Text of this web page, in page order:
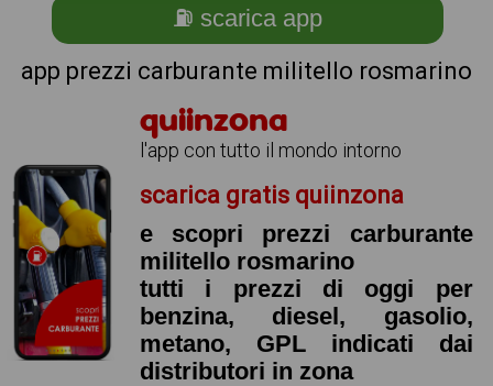
⛽ scarica app
app prezzi carburante militello rosmarino
quiinzona
l'app con tutto il mondo intorno
scarica gratis quiinzona
e scopri prezzi carburante
militello rosmarino
tutti i prezzi di oggi per
benzina, diesel, gasolio,
metano, GPL indicati dai
distributori in zona